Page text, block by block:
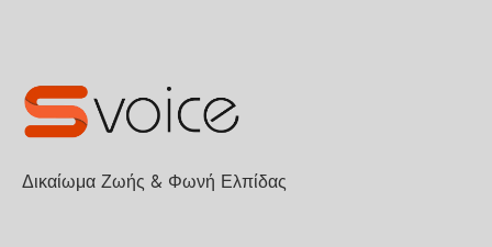
Δικαίωμα Ζωής & Φωνή Ελπίδας